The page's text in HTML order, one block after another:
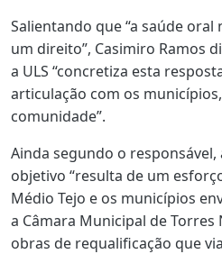
Salientando que “a saúde
um direito”, Casimiro Ramos
a ULS “concretiza esta
articulação com os
comunidade”.
Ainda segundo o
objetivo “resulta de um
Médio Tejo e os municípios
a Câmara Municipal de Torres
obras de requalificação que